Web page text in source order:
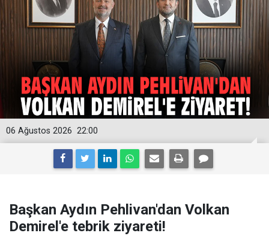
22:00
06 Ağustos 2026
Başkan Aydın Pehlivan'dan Volkan
Demirel'e tebrik ziyareti!